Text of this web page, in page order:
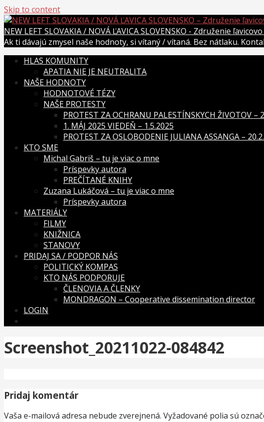
Skip to content
NEW LEFT SLOVAKIA / NOVÁ ĽAVICA SLOVENSKO - Združenie
Ak ti dávajú zmysel naše hodnoty, si vítaný / vítaná. Bez nátlaku.
HLAS KOMUNITY
APATIA NIE JE NEUTRALITA
NAŠE HODNOTY
HODNOTOVÉ TÉZY
NAŠE PROTESTY
PROTEST ZA OCHRANU PALESTÍNSKYCH ŽIVOTOV –
1. MÁJ 2025 VIEDEŇ – 1.5.2025
PROTEST ZA OSLOBODENIE JULIANA ASSANGA –
KTO SME
Michal Gabriš – tu je viac o mne
Príspevky autora
PREČÍTANÉ KNIHY
Zuzana Lukáčová – tu je viac o mne
Príspevky autora
MATERIÁLY
FILMY
KNIŽNICA
STANOVY
PRIDAJ SA / PODPOR NÁS
POLITICKÝ KOMPAS
KTO NÁS PODPORUJE
ČLENOVIA A ČLENKY
MONDRAGON – Cooperative dissemination director
LOGIN
Screenshot_20211022-084842
Pridaj komentár
Vaša e-mailová adresa nebude zverejnená. Vyžadované polia sú